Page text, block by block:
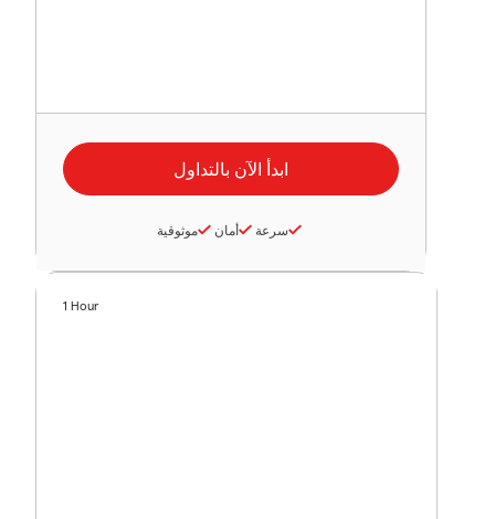
سرعة أمان موثوقية
1 Hour